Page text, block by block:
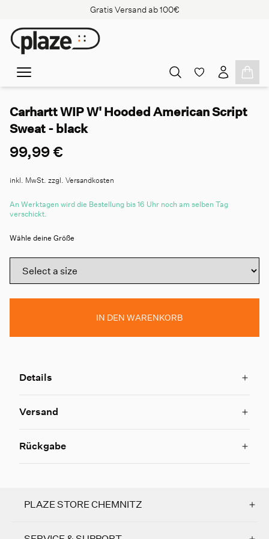
Gratis Versand ab 100€
Carhartt WIP W' Hooded American Script
Sweat - black
99,99 €
inkl. MwSt. zzgl. Versandkosten
An Werktagen wird die Bestellung bis 16 Uhr noch am selben Tag
verschickt.
Wähle deine Größe
IN DEN WARENKORB
Details
Versand
Rückgabe
PLAZE STORE CHEMNITZ